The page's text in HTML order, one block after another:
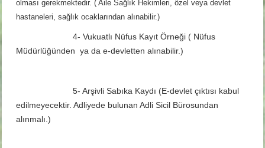
olması gerekmektedir. ( Aile Sağlık Hekimleri, özel veya devlet
hastaneleri, sağlık ocaklarından alınabilir.)
4- Vukuatlı Nüfus Kayıt Örneği ( Nüfus
Müdürlüğünden ya da e-devletten alınabilir.)
5- Arşivli Sabıka Kaydı (E-devlet çıktısı kabul
edilmeyecektir. Adliyede bulunan Adli Sicil Bürosundan
alınmalı.)